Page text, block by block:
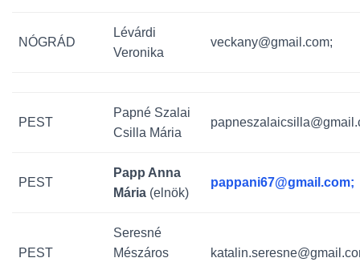
NÓGRÁD
Lévárdi
Veronika
veckany@gmail.com;
PEST
Papné Szalai
Csilla Mária
PEST
Papp Anna
Mária (elnök)
pappani67@gmail.com;
PEST
Seresné
Mészáros